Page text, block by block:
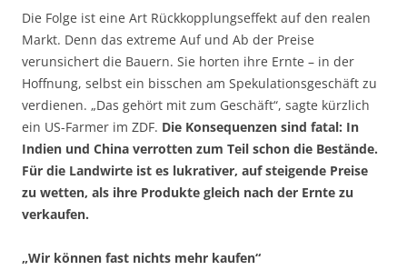
Die Folge ist eine Art Rückkopplungseffekt auf den realen
Markt. Denn das extreme Auf und Ab der Preise
verunsichert die Bauern. Sie horten ihre Ernte – in der
Hoffnung, selbst ein bisschen am Spekulationsgeschäft zu
verdienen. „Das gehört mit zum Geschäft“, sagte kürzlich
ein US-Farmer im ZDF. Die Konsequenzen sind fatal: In
Indien und China verrotten zum Teil schon die Bestände.
Für die Landwirte ist es lukrativer, auf steigende Preise
zu wetten, als ihre Produkte gleich nach der Ernte zu
verkaufen.
„Wir können fast nichts mehr kaufen“